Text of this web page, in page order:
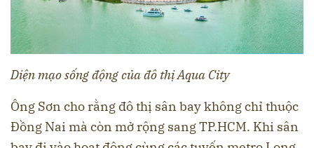
Diện mạo sống động của đô thị Aqua City
Ông Sơn cho rằng đô thị sân bay không chỉ thuộc
Đồng Nai mà còn mở rộng sang TP.HCM. Khi sân